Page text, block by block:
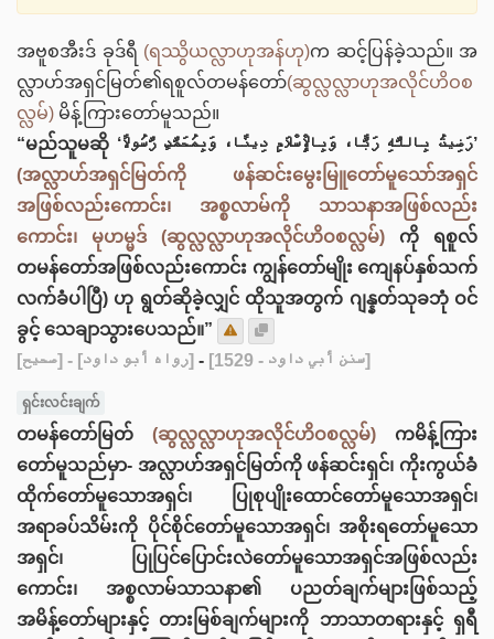
အဗူစအီးဒ် ခုဒ်ရီ (ရဿွိယလ္လာဟုအန်ဟု)က ဆင့်ပြန်ခဲ့သည်။ အ
လ္လာဟ်အရှင်မြတ်၏ရစူလ်တမန်တော်(ဆွလ္လလ္လာဟုအလိုင်ဟိဝစ
လ္လမ်) မိန့်ကြားတော်မူသည်။
“မည်သူမဆို ‘رَضِيتُ بِاللَّهِ رَبًّا، وَبِالْإِسْلَامِ دِينًا، وَبِمُحَمَّدٍ رَّسُولًا’
(အလ္လာဟ်အရှင်မြတ်ကို ဖန်ဆင်းမွေးမြူတော်မူသော်အရှင်
အဖြစ်လည်းကောင်း၊ အစ္စလာမ်ကို သာသနာအဖြစ်လည်း‌
ကောင်း၊ မုဟမ္မဒ် (ဆွလ္လလ္လာဟုအလိုင်ဟိဝစလ္လမ်) ကို ရစူလ်
တမန်တော်အဖြစ်လည်းကောင်း ကျွန်တော်မျိုး ကျေနပ်နှစ်သက်
လက်ခံပါပြီ) ဟု ရွတ်ဆိုခဲ့လျှင် ထိုသူအတွက် ဂျန္နတ်သုခဘုံ ဝင်
ခွင့် သေချာသွားပေသည်။”
[صحيح]
- [رواه أبو داود] - [سنن أبي داود - 1529]
ရှင်းလင်းချက်
တမန်တော်မြတ် (ဆွလ္လလ္လာဟုအလိုင်ဟိဝစလ္လမ်) ကမိန့်ကြား
တော်မူသည်မှာ- အလ္လာဟ်အရှင်မြတ်ကို ဖန်ဆင်းရှင်၊ ကိုးကွယ်ခံ
ထိုက်တော်မူသောအရှင်၊ ပြုစုပျိုးထောင်တော်မူသောအရှင်၊
အရာခပ်သိမ်းကို ပိုင်စိုင်တော်မူသောအရှင်၊ အစိုးရတော်မူသော
အရှင်၊ ပြုပြင်ပြောင်းလဲတော်မူသောအရှင်အဖြစ်လည်း
ကောင်း၊ အစ္စလာမ်သာသနာ၏ ပညတ်ချက်များဖြစ်သည့်
အမိန့်တော်များနှင့် တားမြစ်ချက်များကို ဘာသာတရားနှင့် ရှရီ